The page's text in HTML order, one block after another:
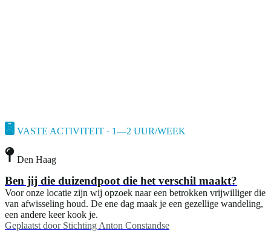
VASTE ACTIVITEIT · 1—2 UUR/WEEK
Den Haag
Ben jij die duizendpoot die het verschil maakt?
Voor onze locatie zijn wij opzoek naar een betrokken vrijwilliger die
van afwisseling houd. De ene dag maak je een gezellige wandeling,
een andere keer kook je.
Geplaatst door Stichting Anton Constandse